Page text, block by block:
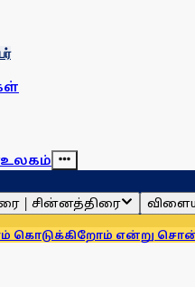
உலகம்
| சின்னத்திரை
என்று சொன்னால்... ஆர்பிஐ